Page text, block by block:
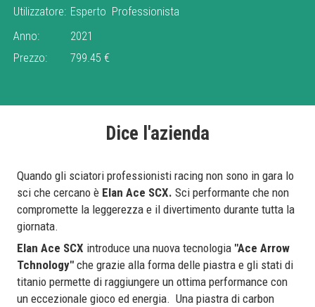
Utilizzatore: Esperto Professionista
Anno:
2021
Prezzo:
799.45 €
Dice l'azienda
Quando gli sciatori professionisti racing non sono in gara lo
sci che cercano è Elan Ace SCX. Sci performante che non
compromette la leggerezza e il divertimento durante tutta la
giornata.
Elan Ace SCX introduce una nuova tecnologia "Ace Arrow
Tchnology" che grazie alla forma delle piastra e gli stati di
titanio permette di raggiungere un ottima performance con
un eccezionale gioco ed energia. Una piastra di carbon